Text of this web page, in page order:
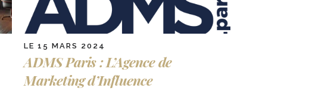
LE 15 MARS 2024
ADMS Paris : L’Agence de
Marketing d’Influence